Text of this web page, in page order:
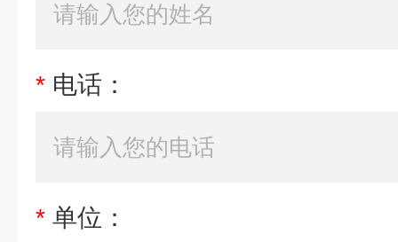
* 电话：
* 单位：